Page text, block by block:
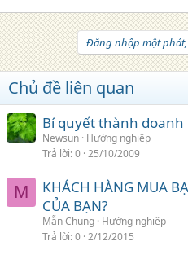
Đăng nhập một
Chủ đề liên quan
Bí quyết thành
Newsun Hướng nghiệp
Trả lời 0 25/10/2009
M
KHÁCH HÀNG MUA
CỦA BẠN?
Mẫn Chung Hướng nghiệp
Trả lời 0 2/12/2015